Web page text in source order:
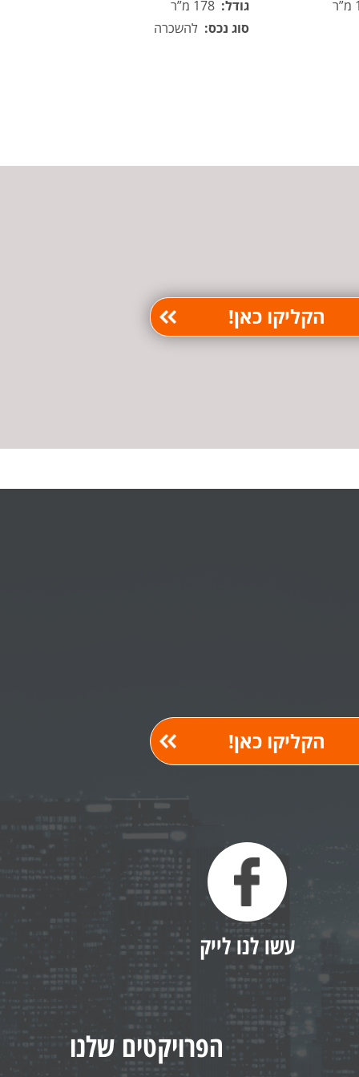
גודל:
סוג נכס: להשכרה
עשו לנו לייק
הפרויקטים שלנו